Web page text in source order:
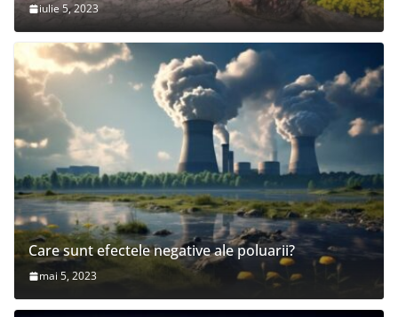
iulie 5, 2023
Care sunt efectele negative ale poluarii?
mai 5, 2023